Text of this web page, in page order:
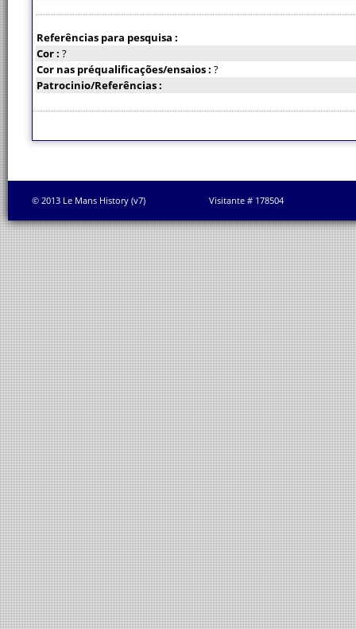
Referências para pesquisa :
Cor : ?
Cor nas préqualificações/ensaios : ?
Patrocinio/Referências :
© 2013 Le Mans History (v7) Visitante # 178504